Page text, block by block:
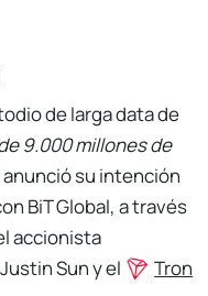
de larga data de
9.000 millones de
anunció su intención
BiT Global, a través
accionista
Sun y el
Tron